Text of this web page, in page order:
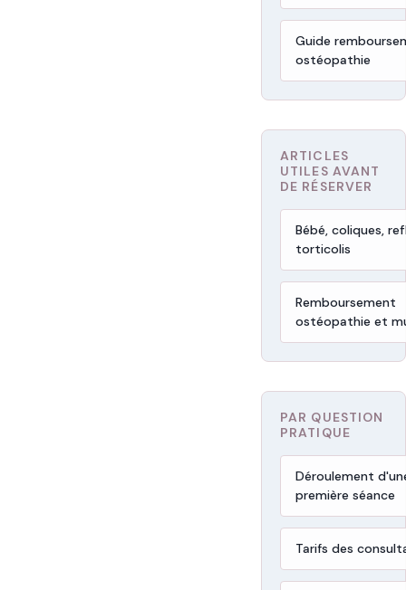
Guide
ostéopathie
ARTICLES
UTILES AVANT
DE RÉSERVER
Bébé, coliques,
torticolis
Remboursement
ostéopathie et
PAR QUESTION
PRATIQUE
Déroulement
première séance
Tarifs des